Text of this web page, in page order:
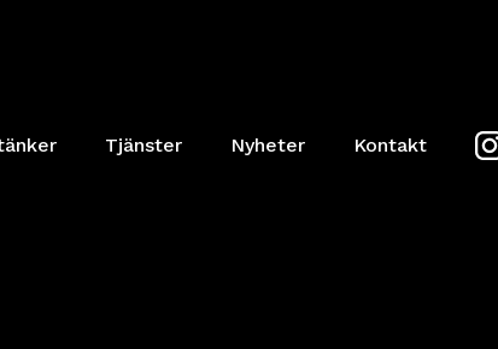
Tjänster Nyheter Kontakt